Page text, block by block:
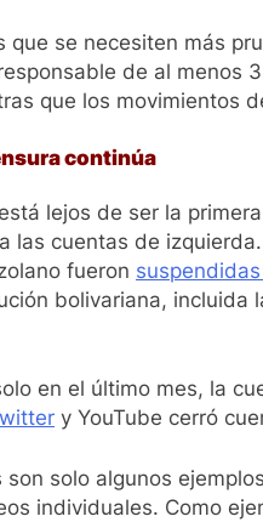
que se necesiten más
de al menos
que los movimientos
continúa
lejos de ser la
las cuentas de
fueron
bolivariana, incluida
en el último mes, la
y YouTube cerró
son solo algunos
individuales. Como